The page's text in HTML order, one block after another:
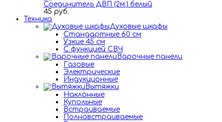
Соединитель ДВП (2м.) белый
45 руб.
Техника
Духовые шкафы
Стандартные 60 см
Узкие 45 см
С функцией СВЧ
Варочные панели
Газовые
Электрические
Индукционные
Вытяжки
Наклонные
Купольные
Встраиваемые
Полновстраиваемые